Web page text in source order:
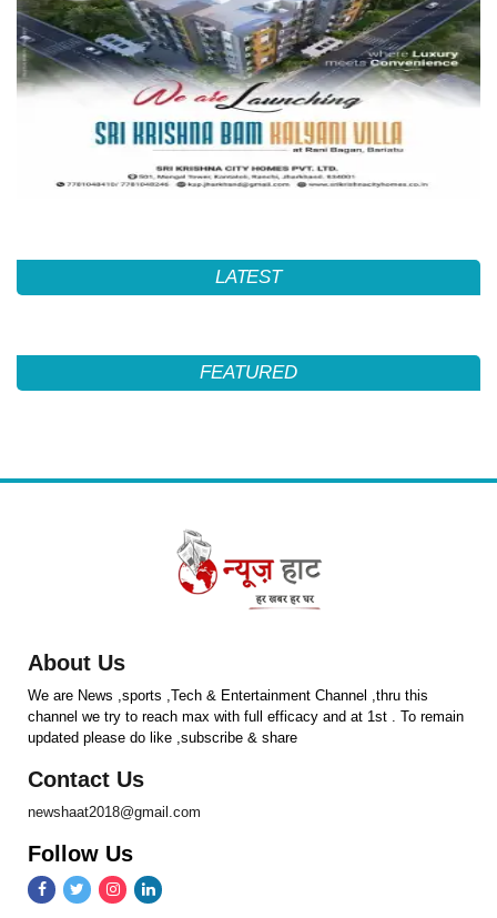
LATEST
FEATURED
About Us
We are News ,sports ,Tech & Entertainment Channel ,thru this
channel we try to reach max with full efficacy and at 1st . To remain
updated please do like ,subscribe & share
Contact Us
newshaat2018@gmail.com
Follow Us